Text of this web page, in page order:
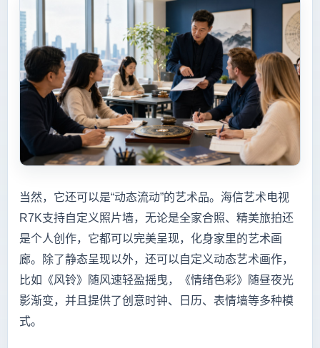
当然，它还可以是“动态流动”的艺术品。海信艺术电视
R7K支持自定义照片墙，无论是全家合照、精美旅拍还
是个人创作，它都可以完美呈现，化身家里的艺术画
廊。除了静态呈现以外，还可以自定义动态艺术画作，
比如《风铃》随风速轻盈摇曳，《情绪色彩》随昼夜光
影渐变，并且提供了创意时钟、日历、表情墙等多种模
式。